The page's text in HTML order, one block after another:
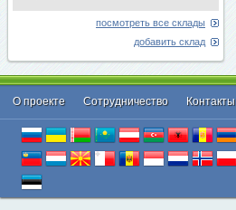
посмотреть все склады
добавить склад
О проекте Cотрудничество Контакты